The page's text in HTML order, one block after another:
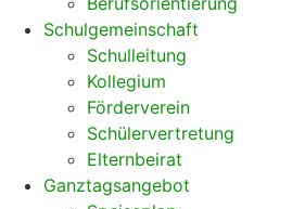
Schulgemeinschaft
Schulleitung
Kollegium
Förderverein
Schülervertretung
Elternbeirat
Ganztagsangebot